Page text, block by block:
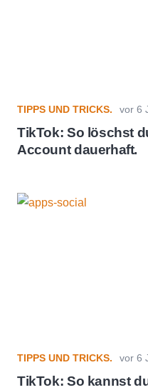
TIPPS UND TRICKS. vor 6
TikTok: So löschst
Account dauerhaft.
TIPPS UND TRICKS. vor 6
TikTok: So kannst